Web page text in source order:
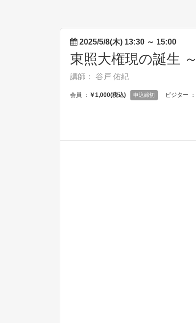
2025/5/8(木) 13:30 ～ 15:00
東照大権現の誕生
講師： 谷戸 佑紀
会員 ： ￥1,000(税込) 申込締切 ビジター ：